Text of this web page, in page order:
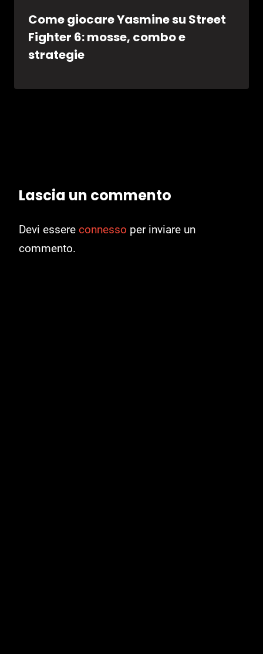
Come giocare Yasmine su Street
Fighter 6: mosse, combo e
strategie
Lascia un commento
Devi essere connesso per inviare un
commento.